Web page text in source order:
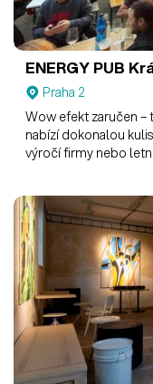
ENERGY PUB
Praha 2
Wow efekt zaručen –
nabízí dokonalou
výročí firmy nebo